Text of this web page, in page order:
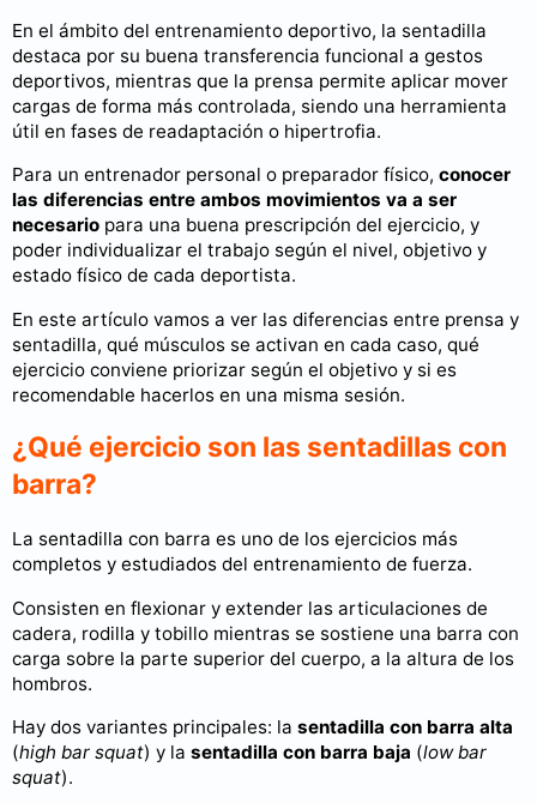
En el ámbito del entrenamiento deportivo, la sentadilla
destaca por su buena transferencia funcional a gestos
deportivos, mientras que la prensa permite aplicar mover
cargas de forma más controlada, siendo una herramienta
útil en fases de readaptación o hipertrofia.
Para un entrenador personal o preparador físico, conocer
las diferencias entre ambos movimientos va a ser
necesario para una buena prescripción del ejercicio, y
poder individualizar el trabajo según el nivel, objetivo y
estado físico de cada deportista.
En este artículo vamos a ver las diferencias entre prensa y
sentadilla, qué músculos se activan en cada caso, qué
ejercicio conviene priorizar según el objetivo y si es
recomendable hacerlos en una misma sesión.
¿Qué ejercicio son las sentadillas con
barra?
La sentadilla con barra es uno de los ejercicios más
completos y estudiados del entrenamiento de fuerza.
Consisten en flexionar y extender las articulaciones de
cadera, rodilla y tobillo mientras se sostiene una barra con
carga sobre la parte superior del cuerpo, a la altura de los
hombros.
Hay dos variantes principales: la sentadilla con barra alta
(high bar squat) y la sentadilla con barra baja (low bar
squat).